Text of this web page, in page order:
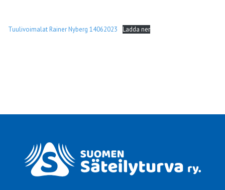
Tuulivoimalat Rainer Nyberg 14062023 Ladda ner